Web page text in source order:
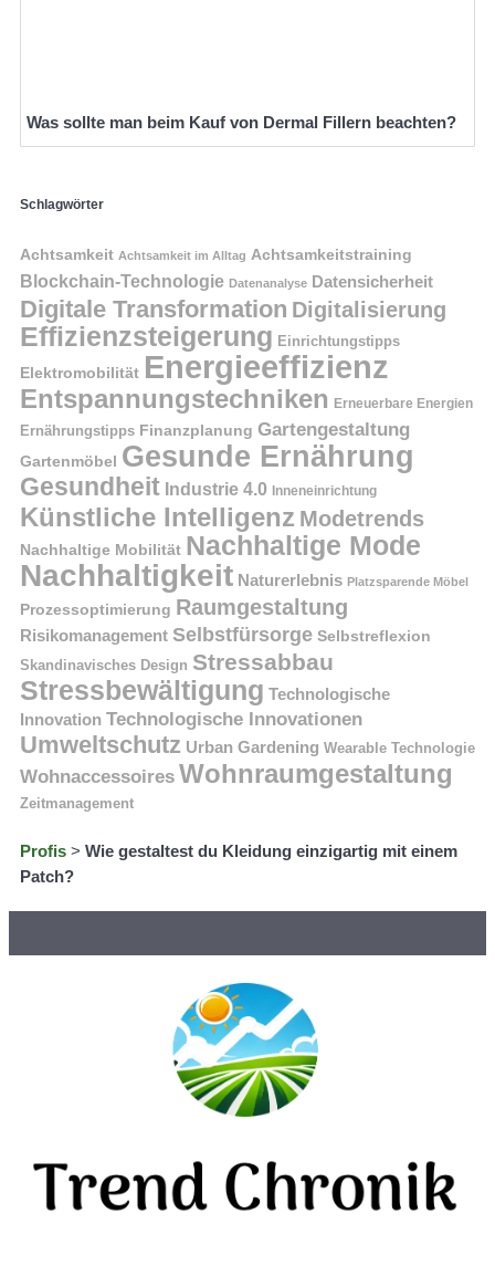
Was sollte man beim Kauf von Dermal Fillern beachten?
Schlagwörter
Achtsamkeit Achtsamkeit im Alltag Achtsamkeitstraining
Blockchain-Technologie Datenanalyse Datensicherheit
Digitale Transformation Digitalisierung
Effizienzsteigerung Einrichtungstipps
Elektromobilität Energieeffizienz
Entspannungstechniken Erneuerbare Energien
Ernährungstipps Finanzplanung Gartengestaltung
Gartenmöbel Gesunde Ernährung
Gesundheit Industrie 4.0 Inneneinrichtung
Künstliche Intelligenz Modetrends
Nachhaltige Mobilität Nachhaltige Mode
Nachhaltigkeit Naturerlebnis Platzsparende Möbel
Prozessoptimierung Raumgestaltung
Risikomanagement Selbstfürsorge Selbstreflexion
Skandinavisches Design Stressabbau
Stressbewältigung Technologische
Innovation Technologische Innovationen
Umweltschutz Urban Gardening Wearable Technologie
Wohnaccessoires Wohnraumgestaltung
Zeitmanagement
Profis > Wie gestaltest du Kleidung einzigartig mit einem
Patch?